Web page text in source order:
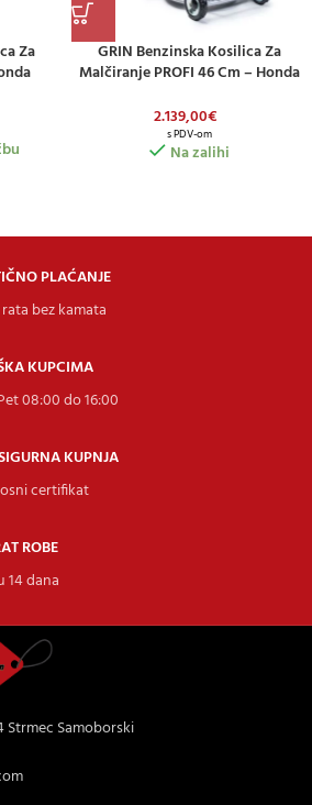
Za
GRIN Benzinska Kosilica Za
Malčiranje PROFI 46 Cm – Honda
2.139,00€
s PDV-om
Na zalihi
PLAĆANJE
bez kamata
KUPCIMA
08:00 do 16:00
KUPNJA
certifikat
ROBE
14 dana
Strmec Samoborski